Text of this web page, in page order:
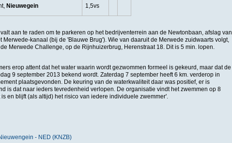
Nieuwegein 1,5vs
aan te raden om te parkeren op het bedrijventerrein aan de Newtonbaan, afslag van
Merwede-kanaal (bij de 'Blauwe Brug'). Wie van daaruit de Merwede zuidwaarts volgt,
Merwede Challenge, op de Rijnhuizerbrug, Herenstraat 18. Dit is 5 min. lopen.
erop attent dat het water waarin wordt gezwommen formeel is gekeurd, maar dat de
9 september 2013 bekend wordt. Zaterdag 7 september heeft 6 km. verderop in
plaatsgevonden. De keuring van de waterkwaliteit daar was positief, er is
is dat naar ieders tevredenheid verlopen. De organisatie vindt het zwemmen op 8
en blijft (als altijd) het risico van iedere individuele zwemmer'.
- NED (KNZB)